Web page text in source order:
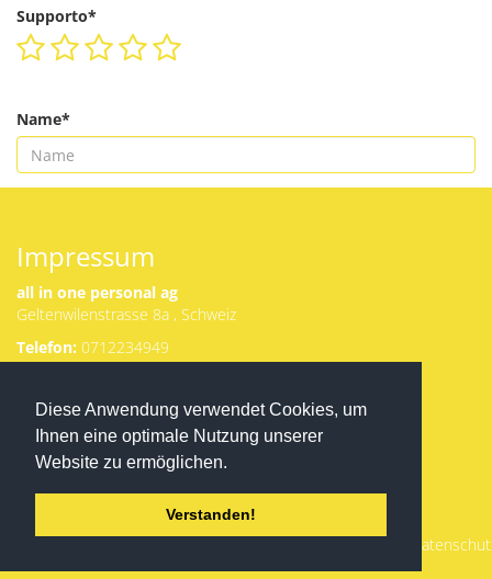
Diese Anwendung verwendet Cookies, um
Ihnen eine optimale Nutzung unserer
Website zu ermöglichen.
Verstanden!
Supporto*
Name*
Impressum
all in one personal ag
Geltenwilenstrasse 8a , Schweiz
Telefon: 0712234949
personal.ch
Ansprechpartner:
Gianluca Matranga
Registrierungsdetails:
von Appstore
oder Google